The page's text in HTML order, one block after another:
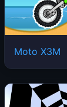
Moto X3M